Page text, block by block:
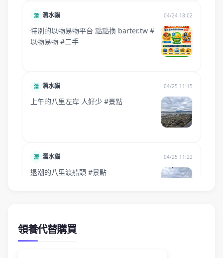
領養代替購買